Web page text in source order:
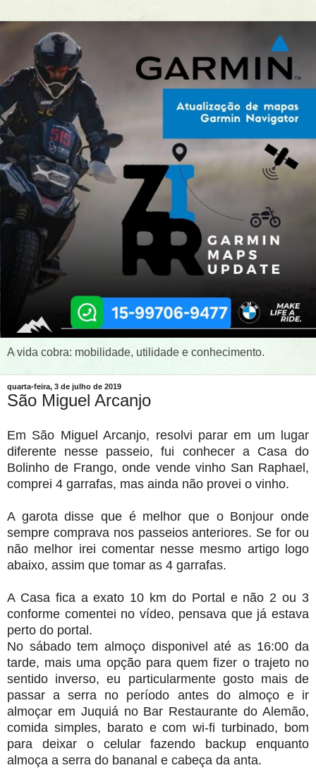
A vida cobra: mobilidade, utilidade e conhecimento.
quarta-feira, 3 de julho de 2019
São Miguel Arcanjo
Em São Miguel Arcanjo, resolvi parar em um lugar
diferente nesse passeio, fui conhecer a Casa do
Bolinho de Frango, onde vende vinho San Raphael,
comprei 4 garrafas, mas ainda não provei o vinho.
A garota disse que é melhor que o Bonjour onde
sempre comprava nos passeios anteriores. Se for ou
não melhor irei comentar nesse mesmo artigo logo
abaixo, assim que tomar as 4 garrafas.
A Casa fica a exato 10 km do Portal e não 2 ou 3
conforme comentei no vídeo, pensava que já estava
perto do portal.
No sábado tem almoço disponivel até as 16:00 da
tarde, mais uma opção para quem fizer o trajeto no
sentido inverso, eu particularmente gosto mais de
passar a serra no período antes do almoço e ir
almoçar em Juquiá no Bar Restaurante do Alemão,
comida simples, barato e com wi-fi turbinado, bom
para deixar o celular fazendo backup enquanto
almoça a serra do bananal e cabeça da anta.